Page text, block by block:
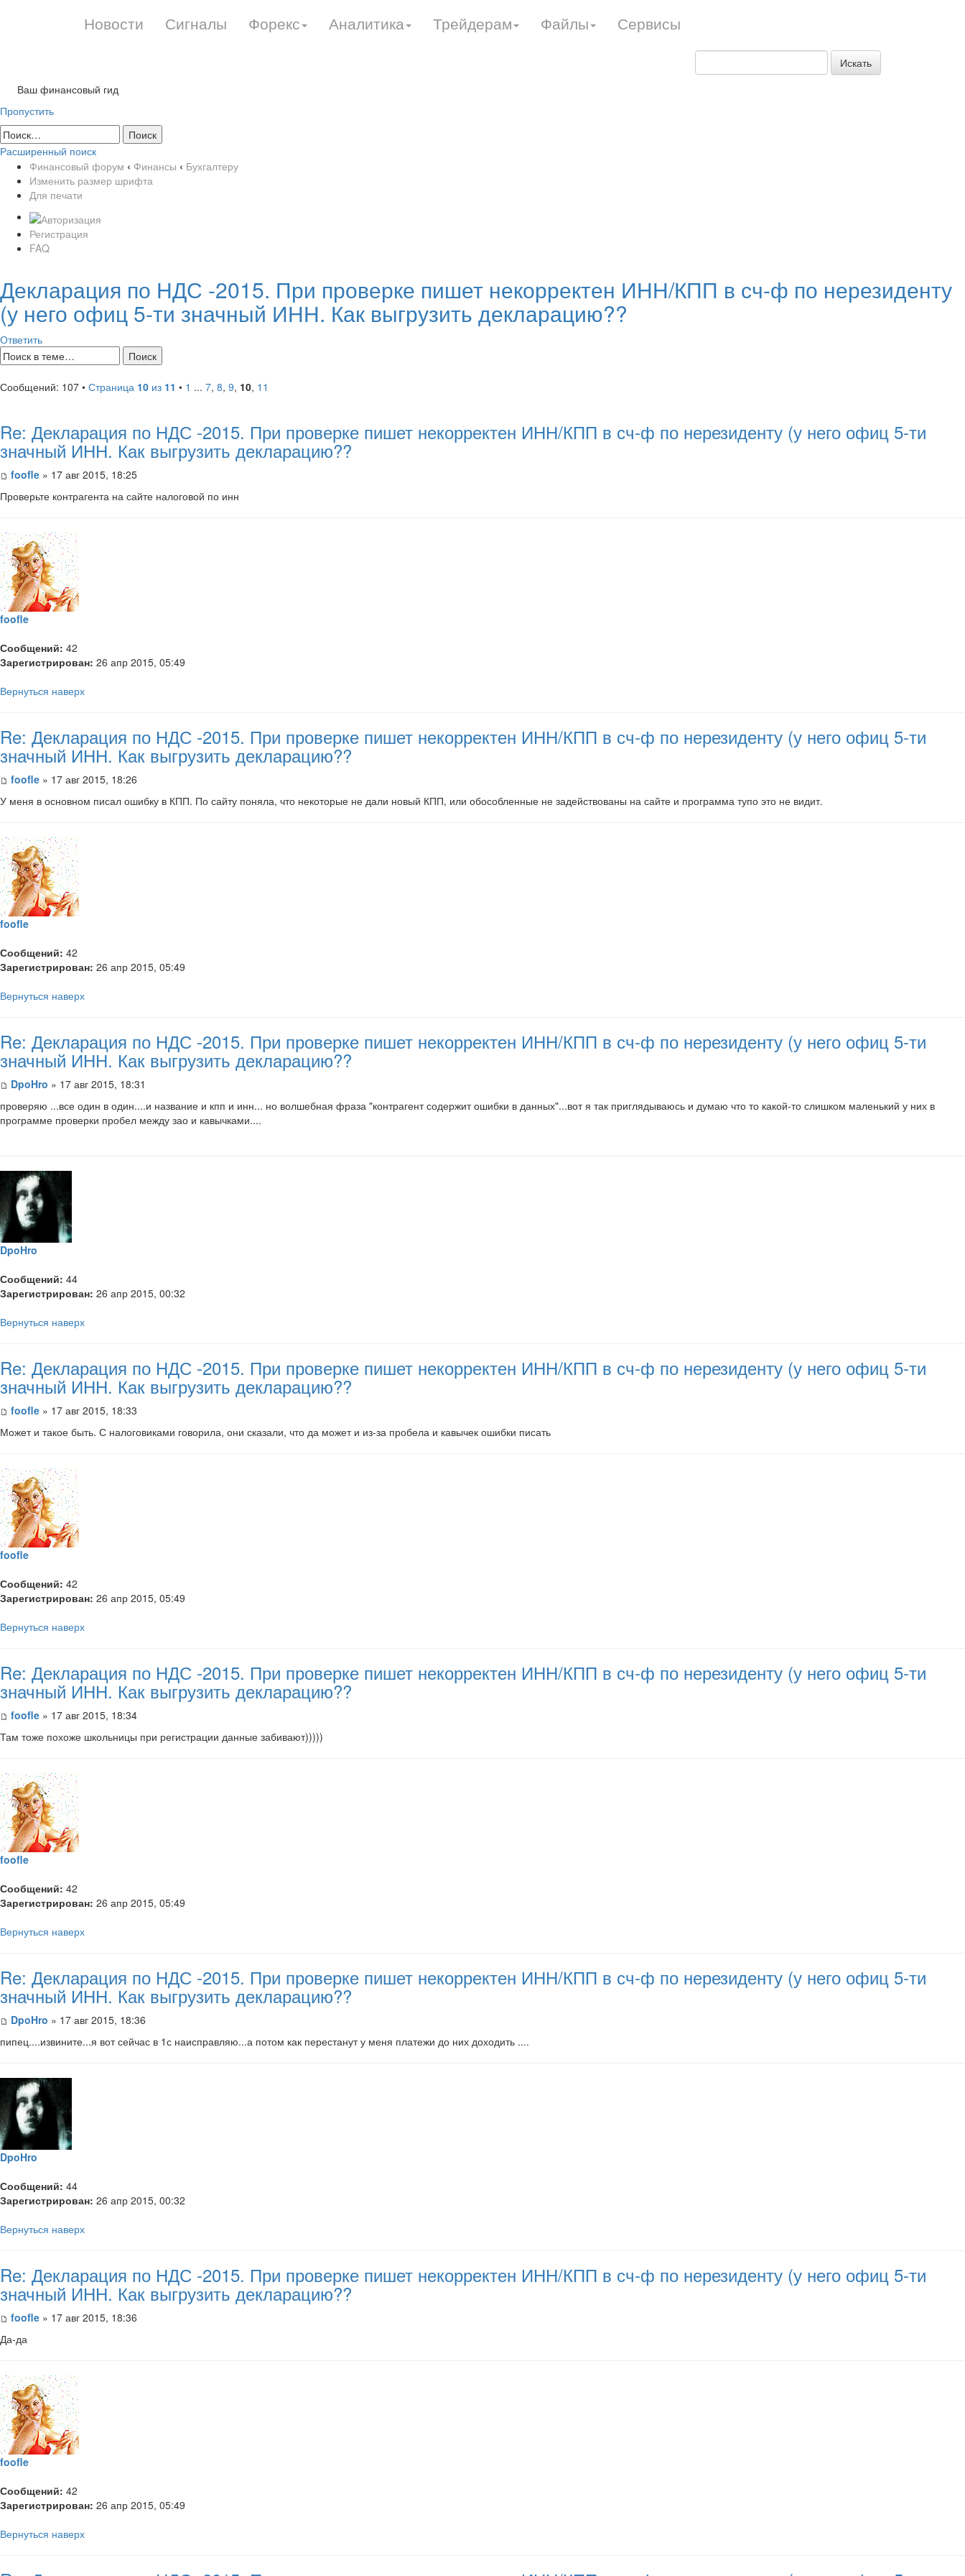
Новости Сигналы Форекс Аналитика Трейдерам Файлы Сервисы
Искать
Ваш финансовый гид
Пропустить
Расширенный поиск
Финансовый форум ‹ Финансы ‹ Бухгалтеру
Изменить размер шрифта
Для печати
Регистрация
FAQ
Декларация по НДС -2015. При проверке пишет некорректен ИНН/КПП в сч-ф по нерезиденту
(у него офиц 5-ти значный ИНН. Как выгрузить декларацию??
Ответить
Сообщений: 107 • Страница 10 из 11 • 1 ... 7, 8, 9, 10, 11
Re: Декларация по НДС -2015. При проверке пишет некорректен ИНН/КПП в сч-ф по нерезиденту (у него офиц 5-ти
значный ИНН. Как выгрузить декларацию??
foofle » 17 авг 2015, 18:25
Проверьте контрагента на сайте налоговой по инн
foofle
Сообщений: 42
Зарегистрирован: 26 апр 2015, 05:49
Вернуться наверх
Re: Декларация по НДС -2015. При проверке пишет некорректен ИНН/КПП в сч-ф по нерезиденту (у него офиц 5-ти
значный ИНН. Как выгрузить декларацию??
foofle » 17 авг 2015, 18:26
У меня в основном писал ошибку в КПП. По сайту поняла, что некоторые не дали новый КПП, или обособленные не задействованы на сайте и программа тупо это не видит.
foofle
Сообщений: 42
Зарегистрирован: 26 апр 2015, 05:49
Вернуться наверх
Re: Декларация по НДС -2015. При проверке пишет некорректен ИНН/КПП в сч-ф по нерезиденту (у него офиц 5-ти
значный ИНН. Как выгрузить декларацию??
DpoHro » 17 авг 2015, 18:31
​проверяю ...все один в один....и название и кпп и инн... но волшебная фраза "контрагент содержит ошибки в данных"...вот я так приглядываюсь и думаю что то какой-то слишком маленький у них в
программе проверки пробел между зао и кавычками....
DpoHro
Сообщений: 44
Зарегистрирован: 26 апр 2015, 00:32
Вернуться наверх
Re: Декларация по НДС -2015. При проверке пишет некорректен ИНН/КПП в сч-ф по нерезиденту (у него офиц 5-ти
значный ИНН. Как выгрузить декларацию??
foofle » 17 авг 2015, 18:33
Может и такое быть. С налоговиками говорила, они сказали, что да может и из-за пробела и кавычек ошибки писать
foofle
Сообщений: 42
Зарегистрирован: 26 апр 2015, 05:49
Вернуться наверх
Re: Декларация по НДС -2015. При проверке пишет некорректен ИНН/КПП в сч-ф по нерезиденту (у него офиц 5-ти
значный ИНН. Как выгрузить декларацию??
foofle » 17 авг 2015, 18:34
Там тоже похоже школьницы при регистрации данные забивают)))))
foofle
Сообщений: 42
Зарегистрирован: 26 апр 2015, 05:49
Вернуться наверх
Re: Декларация по НДС -2015. При проверке пишет некорректен ИНН/КПП в сч-ф по нерезиденту (у него офиц 5-ти
значный ИНН. Как выгрузить декларацию??
DpoHro » 17 авг 2015, 18:36
​пипец....извините...я вот сейчас в 1с наисправляю...а потом как перестанут у меня платежи до них доходить ....
DpoHro
Сообщений: 44
Зарегистрирован: 26 апр 2015, 00:32
Вернуться наверх
Re: Декларация по НДС -2015. При проверке пишет некорректен ИНН/КПП в сч-ф по нерезиденту (у него офиц 5-ти
значный ИНН. Как выгрузить декларацию??
foofle » 17 авг 2015, 18:36
Да-да
foofle
Сообщений: 42
Зарегистрирован: 26 апр 2015, 05:49
Вернуться наверх